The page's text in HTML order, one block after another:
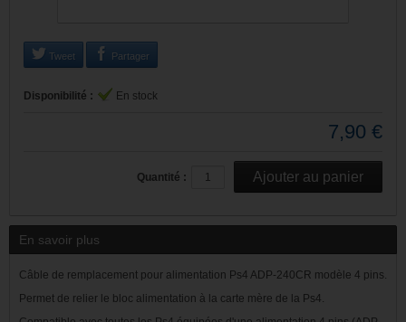
Tweet Partager
Disponibilité : En stock
7,90 €
Quantité :
En savoir plus
Câble de remplacement pour alimentation Ps4 ADP-240CR modèle 4 pins.
Permet de relier le bloc alimentation à la carte mère de la Ps4.